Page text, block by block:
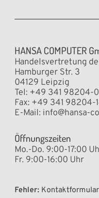
HANSA COMPUTER
Handelsvertretung
Hamburger Str. 3
04129 Leipzig
Tel: +49 341 98204-0
Fax: +49 341 98204-
E-Mail: info@hansa-
Öffnungszeiten
Mo.-Do. 9:00-17:00
Fr. 9:00-16:00 Uhr
Fehler: